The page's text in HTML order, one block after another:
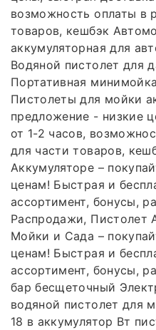
возможность оплаты в
товаров, кешбэк
аккумуляторная для
Водяной пистолет для
Портативная
Пистолеты для мойки
предложение - низкие
от 1-2 часов,
для части товаров,
Аккумуляторе –
ценам! Быстрая и
ассортимент, бонусы,
Распродажи, Пистолет
Мойки и Сада –
ценам! Быстрая и
ассортимент, бонусы,
бар бесщеточный
водяной пистолет для
18 в аккумулятор Вт